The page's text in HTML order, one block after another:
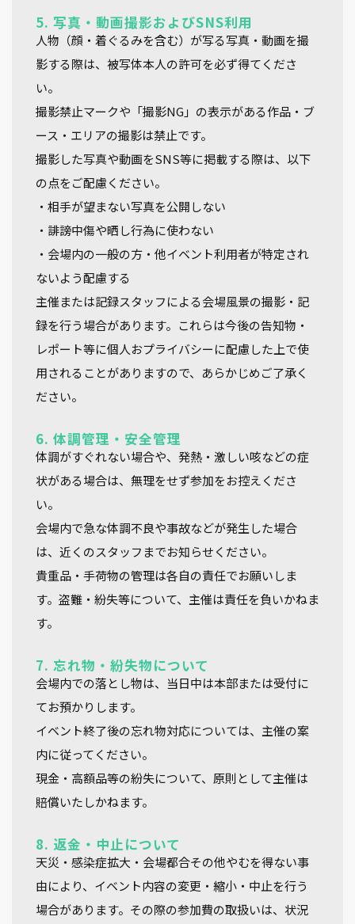
5. 写真・動画撮影およびSNS利用
人物（顔・着ぐるみを含む）が写る写真・動画を撮
影する際は、 被写体本人の許可を必ず得てくださ
い。
撮影禁止マークや「撮影NG」の表示がある作品・ブ
ース・エリアの撮影は禁止です。
撮影した写真や動画をSNS等に掲載する際は、以下
の点をご配慮ください。
・相手が望まない写真を公開しない
・誹謗中傷や晒し行為に使わない
・会場内の一般の方・他イベント利用者が特定され
ないよう配慮する
主催または記録スタッフによる会場風景の撮影・記
録を行う場合があります。これらは今後の告知物・
レポート等に個人おプライバシーに配慮した上で使
用されることがありますので、あらかじめご了承く
ださい。
6. 体調管理・安全管理
体調がすぐれない場合や、発熱・激しい咳などの症
状がある場合は、無理をせず参加をお控えくださ
い。
会場内で急な体調不良や事故などが発生した場合
は、近くのスタッフまでお知らせください。
貴重品・手荷物の管理は各自の責任でお願いしま
す。盗難・紛失等について、主催は責任を負いかねま
す。
7. 忘れ物・紛失物について
会場内での落とし物は、当日中は本部または受付に
てお預かりします。
イベント終了後の忘れ物対応については、主催の案
内に従ってください。
現金・高額品等の紛失について、原則として主催は
賠償いたしかねます。
8. 返金・中止について
天災・感染症拡大・会場都合その他やむを得ない事
由により、イベント内容の変更・縮小・中止を行う
場合があります。その際の参加費の取扱いは、状況